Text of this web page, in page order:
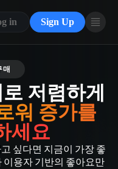
in Sign Up
매
저렴하게
워 증가를
세요
싶다면 지금이 가장 좋
이용자 기반의 좋아요만